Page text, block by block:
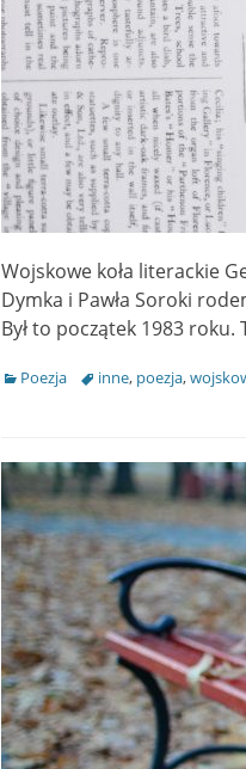
Wojskowe koła literackie
Dymka i Pawła Soroki
Był to początek 1983 roku.
Categories
Poezja Tagsinne, poezja,